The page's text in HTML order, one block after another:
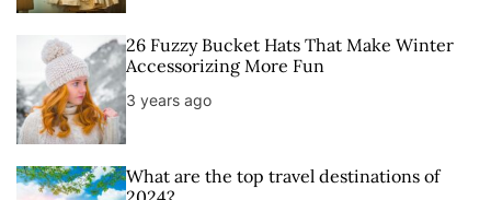
26 Fuzzy Bucket Hats That Make Winter
Accessorizing More Fun
3 years ago
What are the top travel destinations of